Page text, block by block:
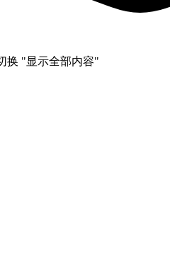
换 "显示全部内容"